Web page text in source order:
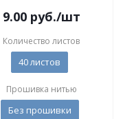
9.00руб./шт
Количество листов
40 листов
Прошивка нитью
Без прошивки